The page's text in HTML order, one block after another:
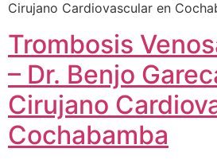
Trombosis
– Dr. Benjo
Cirujano
Cochabamba